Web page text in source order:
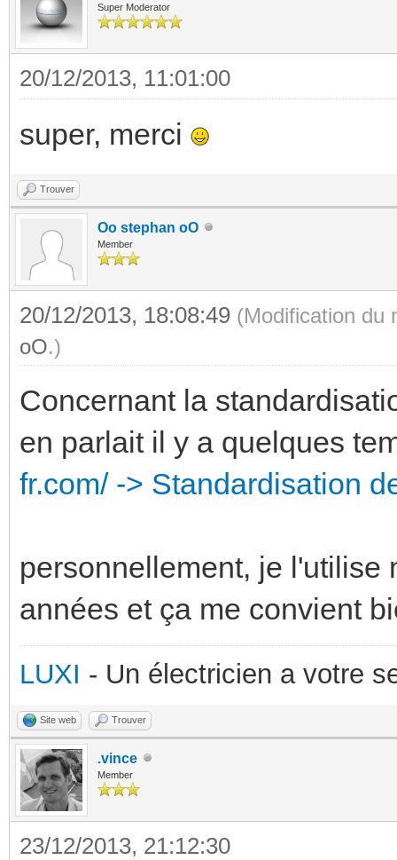
Super Moderator
20/12/2013, 11:01:00
super, merci
Trouver
Oo stephan oO
Member
20/12/2013, 18:08:49 (Modification du
oO.)
Concernant la
en parlait il y a quelques
fr.com/ -> Standardisation
personnellement, je l'utilise
années et ça me convient
LUXI - Un électricien a votre
Site web Trouver
.vince
Member
23/12/2013, 21:12:30